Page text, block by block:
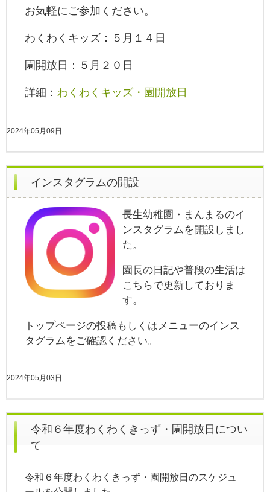
お気軽にご参加ください。
わくわくキッズ：５月１４日
園開放日：５月２０日
詳細： わくわくキッズ・園開放日
2024年05月09日
インスタグラムの開設
長生幼稚園・まんまるのイ
ンスタグラムを開設しまし
た。
園長の日記や普段の生活は
こちらで更新しておりま
す。
トップページの投稿もしくはメニューのインス
タグラムをご確認ください。
2024年05月03日
令和６年度わくわくきっず・園開放日につい
て
令和６年度わくわくきっず・園開放日のスケジュ